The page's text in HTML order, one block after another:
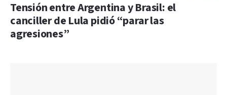
Tensión entre Argentina y Brasil: el
canciller de Lula pidió “parar las
agresiones”